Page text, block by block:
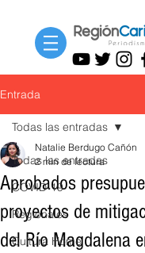
Entrada
Todas las entradas
COVID-19
Regionales
Cultura Home
Todas las entradas
Aprobados
proyectos de
del Río Magdalena
Natalie Berdugo Cañón
2 min de lectura